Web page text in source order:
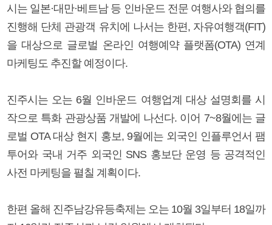
시는 일본·대만·베트남 등 인바운드 전문 여행사와 협의를
진행해 단체 관광객 유치에 나서는 한편, 자유여행객(FIT)
을 대상으로 글로벌 온라인 여행예약 플랫폼(OTA) 연계
마케팅도 추진할 예정이다.
진주시는 오는 6월 인바운드 여행업계 대상 설명회를 시
작으로 특화 관광상품 개발에 나선다. 이어 7~8월에는 글
로벌 OTA 대상 현지 홍보, 9월에는 외국인 인플루언서 팸
투어와 국내 거주 외국인 SNS 홍보단 운영 등 공격적인
사전 마케팅을 펼칠 계획이다.
한편 올해 진주남강유등축제는 오는 10월 3일부터 18일까